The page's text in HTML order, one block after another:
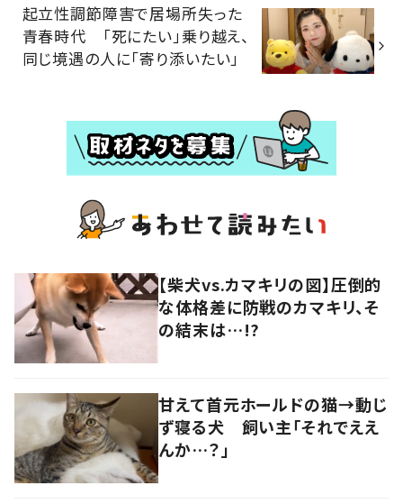
起立性調節障害で居場所失った
青春時代 「死にたい」乗り越え、
同じ境遇の人に「寄り添いたい」
【柴犬vs.カマキリの図】圧倒的
な体格差に防戦のカマキリ、そ
の結末は…!?
甘えて首元ホールドの猫→動じ
ず寝る犬 飼い主「それでええ
んか…？」